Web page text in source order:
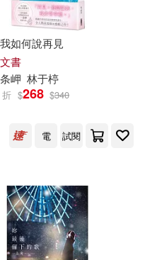
(1)
みなほ(1)
か(1)
如何說再見
書
岬 林于楟
$268 $340
電 試閱